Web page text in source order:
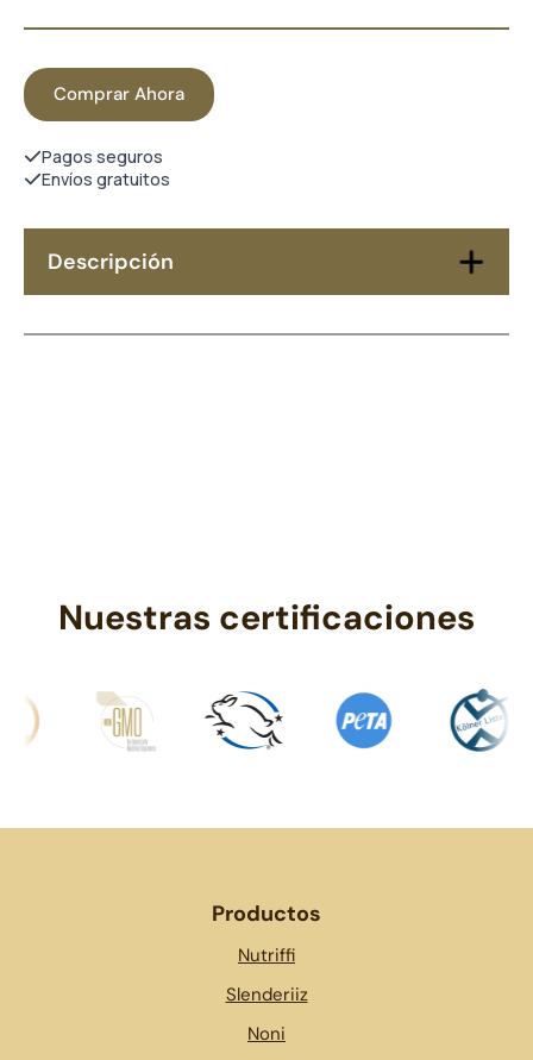
Comprar Ahora
Pagos seguros
Envíos gratuitos
Descripción
Nuestras certificaciones
Productos
Nutriffi
Slenderiiz
Noni